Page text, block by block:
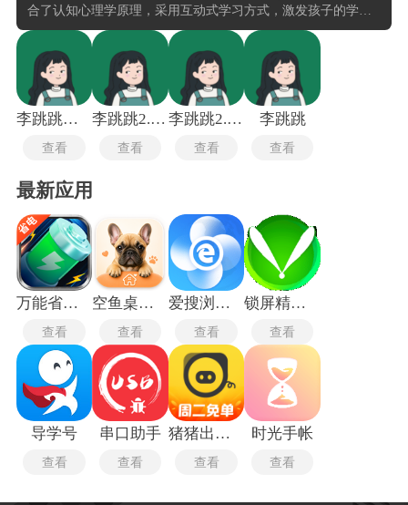
合了认知心理学原理，采用互动式学习方式，激发孩子的学习
兴趣和探索欲望。李跳跳还注重培养孩子的专注力和记忆力，
通过多样化的游戏任务和奖励机制，让孩子在游戏中不断进
步。此外，李跳跳还提供家长管理功能，让家长能够实时监控
孩子的学习进度和游戏时间，确保孩子在安全健康的环境中成
长。
李跳跳派大星
查看
李跳跳2.8满血版
查看
李跳跳2.6满血版
查看
李跳跳
查看
最新应用
万能省电宝
查看
空鱼桌面宠物
查看
爱搜浏览器旧版
查看
锁屏精灵旧版本
查看
导学号
查看
串口助手
查看
猪猪出行司机端
查看
时光手帐
查看